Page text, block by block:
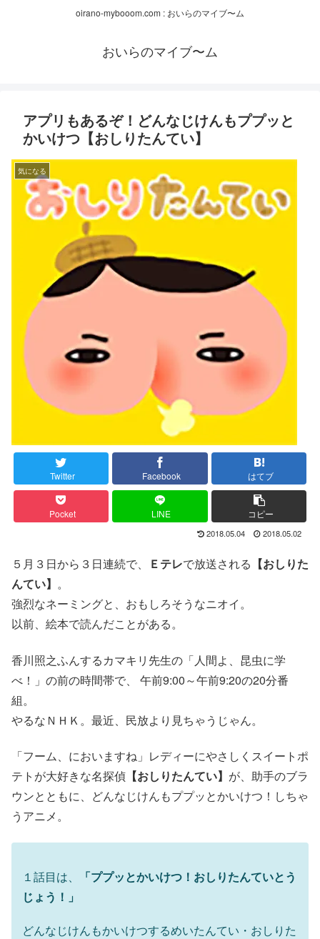
oirano-mybooom.com : おいらのマイブ〜ム
おいらのマイブ〜ム
アプリもあるぞ！どんなじけんもププッと
かいけつ【おしりたんてい】
気になる
Twitter Facebook はてブ
Pocket LINE コピー
2018.05.04 2018.05.02
５月３日から３日連続で、 Ｅテレで放送される 【おしりた
んてい】 。
強烈なネーミングと、おもしろそうなニオイ。
以前、絵本で読んだことがある。
香川照之ふんするカマキリ先生の「人間よ、昆虫に学
べ！」の前の時間帯で、 午前9:00～午前9:20の20分番
組。
やるなＮＨＫ。最近、民放より見ちゃうじゃん。
「フーム、においますね」レディーにやさしくスイートポ
テトが大好きな名探偵 【おしりたんてい】 が、助手のブラ
ウンとともに、どんなじけんもププッとかいけつ！しちゃ
うアニメ。
１話目は、
「ププッとかいけつ！おしりたんていとう
じょう！」
どんなじけんもかいけつするめいたんてい・おしりた